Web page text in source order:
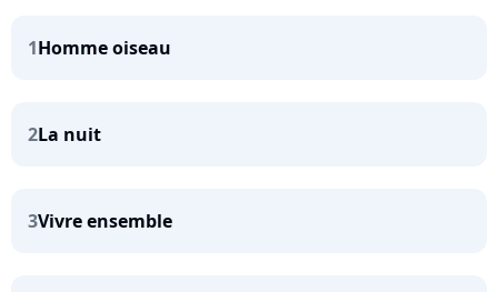
1Homme oiseau
2La nuit
3Vivre ensemble